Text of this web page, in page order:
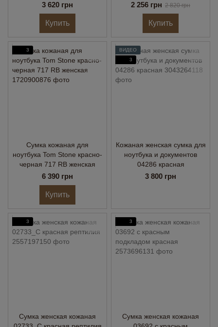
3 620 грн
Купить
2 256 грн 2 820 грн
Купить
3
Сумка кожаная для
ноутбука Tom Stone красно-
черная 717 RB женская
6 390 грн
Купить
ВИДЕО
3
Кожаная женская сумка для
ноутбука и документов
04286 красная
3 800 грн
3
Сумка женская кожаная
3
Сумка женская кожаная